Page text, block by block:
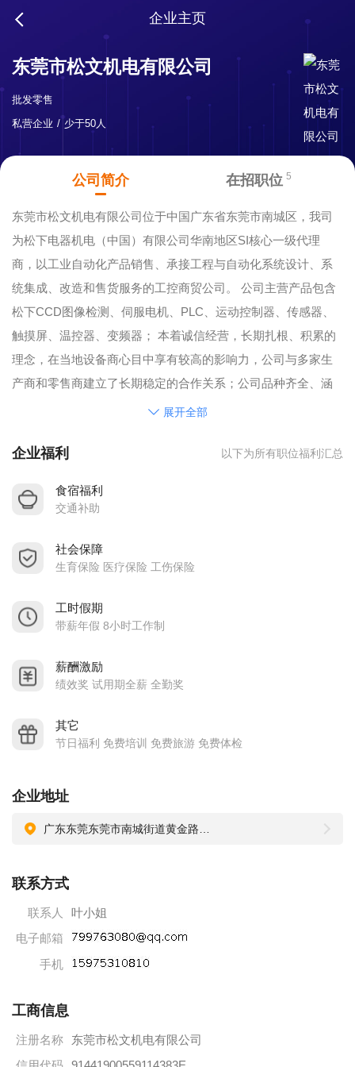
企业主页
东莞市松文机电有限公司
批发零售
私营企业
少于50人
公司简介 在招职位 5
东莞市松文机电有限公司位于中国广东省东莞市南城区，我司
为松下电器机电（中国）有限公司华南地区SI核心一级代理
商，以工业自动化产品销售、承接工程与自动化系统设计、系
统集成、改造和售货服务的工控商贸公司。 公司主营产品包含
松下CCD图像检测、伺服电机、PLC、运动控制器、传感器、
触摸屏、温控器、变频器； 本着诚信经营，长期扎根、积累的
理念，在当地设备商心目中享有较高的影响力，公司与多家生
产商和零售商建立了长期稳定的合作关系；公司品种齐全、涵
盖高中低端、价格合理；自涉足该行业十年以来，承蒙所有的
刷、高速冲床、锂电、鞋机、模切、弹簧等机械设备行业的广
发经验。 东莞市松文机电有限公司实力雄厚，重信用、守合
则、以长期合作为目的，赢得了广大消费者的信任；欢迎广大
朋友们的咨询和建议，真诚以待，期待您的光临！
展开全部
企业福利 以下为所有职位福利汇总
食宿福利
交通补助
社会保障
生育保险 医疗保险 工伤保险
工时假期
带薪年假 8小时工作制
薪酬激励
绩效奖 试用期全薪 全勤奖
其它
节日福利 免费培训 免费旅游 免费体检
企业地址
联系方式
联系人
叶小姐
电子邮箱
手机
工商信息
注册名称
东莞市松文机电有限公司